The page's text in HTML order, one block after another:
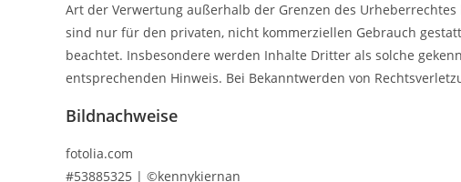
Art der Verwertung außerhalb der Grenzen des
sind nur für den privaten, nicht kommerziellen Gebrauch
beachtet. Insbesondere werden Inhalte Dritter als solche
entsprechenden Hinweis. Bei Bekanntwerden von
Bildnachweise
fotolia.com
#53885325 | ©kennykiernan